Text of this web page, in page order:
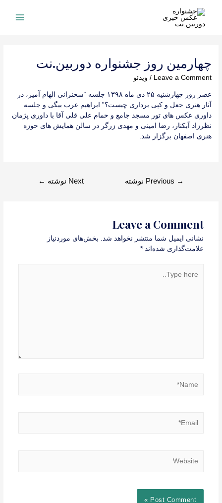
content
چهارمین روز جشنواره دوربین.نت
Leave a Comment
/ ویدئو
عصر روز چهارشنیه ۲۵ دی ماه ۱۳۹۸ جلسه “سخنرانی الهام آمیز، در
آثار هنری جعل و کپی برداری چیست؟” ابراهیم عرب بیگی و جلسه
داوری عکس های تور مسجد جامع و حمام علی قلی آقا با داوری پژمان
نظرزاد آبکنار، رضا امینی و مهدی زرگر در سالن همایش های حوزه
هنری اصفهان برگزار شد.
→ Next نوشته ←
Leave a Comment
نشانی ایمیل شما منتشر نخواهد شد.
بخش‌های موردنیاز
علامت‌گذاری شده‌اند *
here..